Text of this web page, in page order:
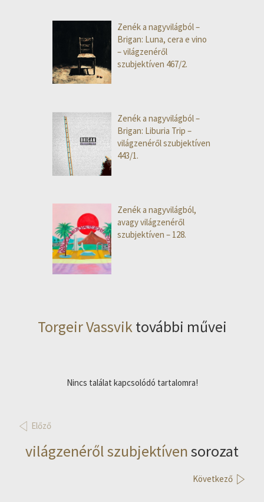
Zenék a nagyvilágból –
Brigan: Luna, cera e vino
– világzenéről
szubjektíven 467/2.
Zenék a nagyvilágból –
Brigan: Liburia Trip –
világzenéről szubjektíven
443/1.
Zenék a nagyvilágból,
avagy világzenéről
szubjektíven – 128.
Torgeir Vassviktovábbi művei
Nincs találat kapcsolódó tartalomra!
Előző
világzenéről szubjektívensorozat
Következő